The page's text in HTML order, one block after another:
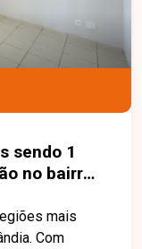
sua visita!
sendo 1
no bairro
MG
mais
Com